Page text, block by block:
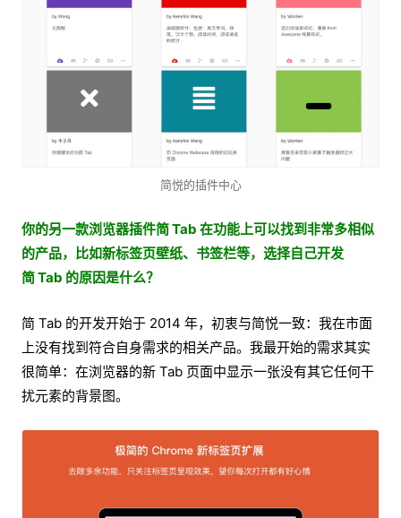
简悦的插件中心
你的另一款浏览器插件简 Tab 在功能上可以找到非常多相似
的产品，比如新标签页壁纸、书签栏等，选择自己开发
简 Tab 的原因是什么？
简 Tab 的开发开始于 2014 年，初衷与简悦一致：我在市面
上没有找到符合自身需求的相关产品。我最开始的需求其实
很简单：在浏览器的新 Tab 页面中显示一张没有其它任何干
扰元素的背景图。